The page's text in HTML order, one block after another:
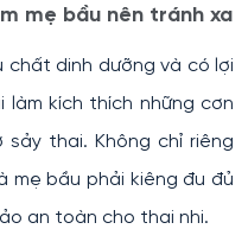
mẹ bầu nên tránh xa
chất dinh dưỡng và có lợi
kích thích những cơn
thai. Không chỉ riêng
mẹ bầu phải kiêng đu đủ
an toàn cho thai nhi.